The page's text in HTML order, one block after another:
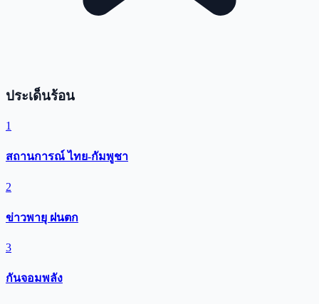
ประเด็นร้อน
1
สถานการณ์ ไทย-กัมพูชา
2
ข่าวพายุ ฝนตก
3
กันจอมพลัง